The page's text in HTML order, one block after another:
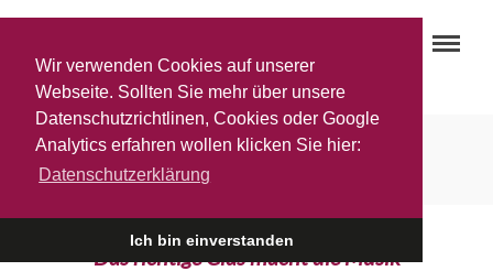
Wir verwenden Cookies auf unserer
Webseite. Sollten Sie mehr über unsere
Datenschutzrichtlinen, Cookies oder Google
Analytics erfahren wollen klicken Sie hier:
Datenschutzerklärung
Ich bin einverstanden
Weingläser
Das richtige Glas macht die Musik